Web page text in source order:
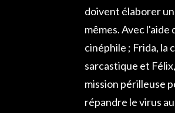
doivent élaborer
mêmes. Avec
cinéphile ; Frida, la
sarcastique et
mission périlleuse
répandre le virus